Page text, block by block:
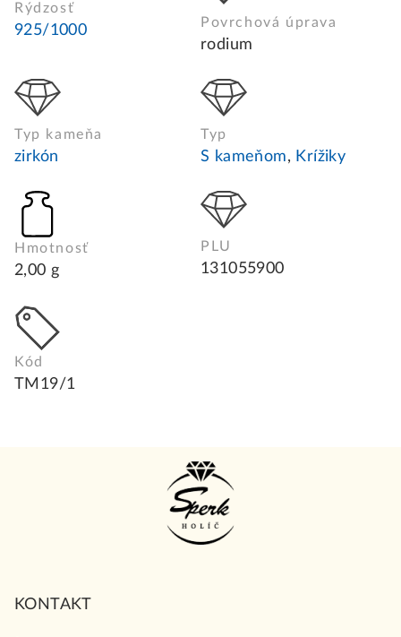
Rýdzosť
925/1000 Povrchová úprava
rodium
Typ kameňa
zirkón
Typ
S kameňom, Krížiky
Hmotnosť
2,00 g
PLU
131055900
Kód
TM19/1
KONTAKT